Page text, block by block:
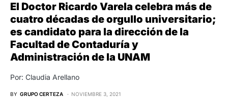
El Doctor Ricardo Varela celebra más de
cuatro décadas de orgullo universitario;
es candidato para la dirección de la
Facultad de Contaduría y
Administración de la UNAM
Por: Claudia Arellano
BY GRUPO CERTEZA NOVIEMBRE 3, 2021